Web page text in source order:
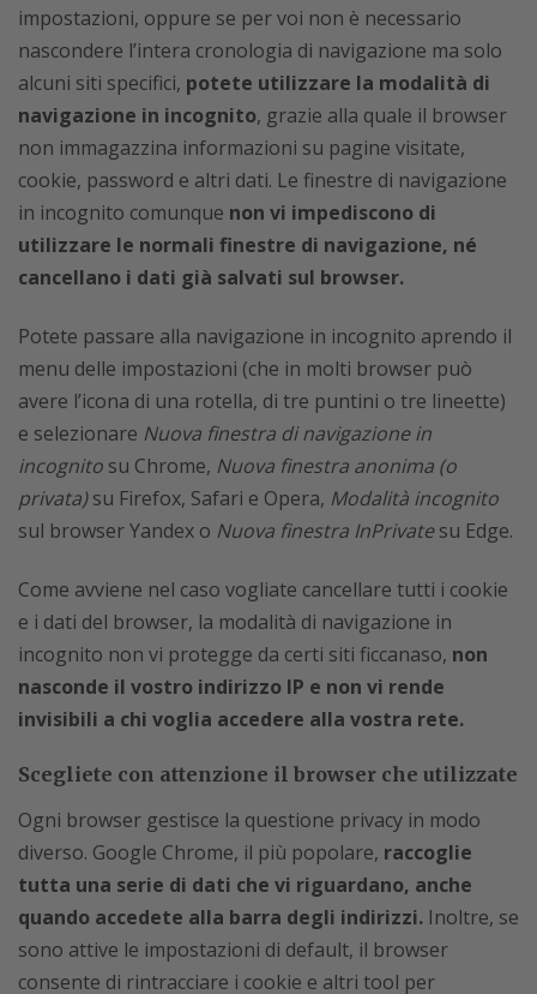
impostazioni, oppure se per voi non è necessario
nascondere l’intera cronologia di navigazione ma solo
alcuni siti specifici, potete utilizzare la modalità di
navigazione in incognito, grazie alla quale il browser
non immagazzina informazioni su pagine visitate,
cookie, password e altri dati. Le finestre di navigazione
in incognito comunque non vi impediscono di
utilizzare le normali finestre di navigazione, né
cancellano i dati già salvati sul browser.
Potete passare alla navigazione in incognito aprendo il
menu delle impostazioni (che in molti browser può
avere l’icona di una rotella, di tre puntini o tre lineette)
e selezionare Nuova finestra di navigazione in
incognito su Chrome, Nuova finestra anonima (o
privata)su Firefox, Safari e Opera, Modalità incognito
sul browser Yandex o Nuova finestra InPrivatesu Edge.
Come avviene nel caso vogliate cancellare tutti i cookie
e i dati del browser, la modalità di navigazione in
incognito non vi protegge da certi siti ficcanaso, non
nasconde il vostro indirizzo IP e non vi rende
invisibili a chi voglia accedere alla vostra rete.
Scegliete con attenzione il browser che utilizzate
Ogni browser gestisce la questione privacy in modo
diverso. Google Chrome, il più popolare, raccoglie
tutta una serie di dati che vi riguardano, anche
quando accedete alla barra degli indirizzi. Inoltre, se
sono attive le impostazioni di default, il browser
consente di rintracciare i cookie e altri tool per